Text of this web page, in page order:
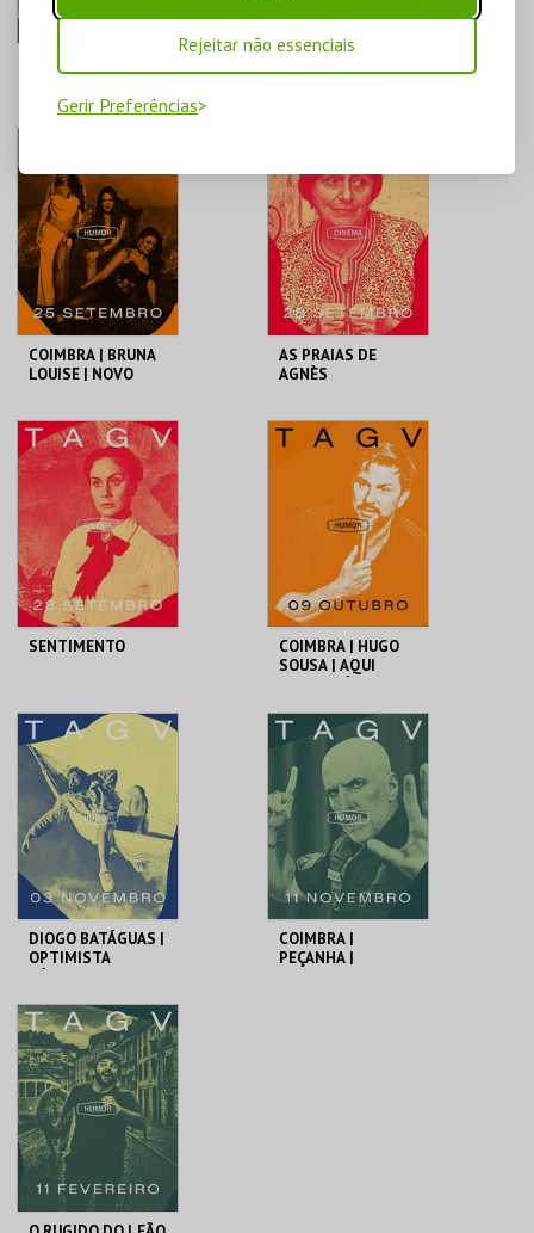
Rejeitar não essenciais
Gerir Preferências
MAIS INFO
COMPRAR
MAIS INFO
COMPRAR
COIMBRA | BRUNA
LOUISE | NOVO
TAGV
MAIS INFO
COMPRAR
AS PRAIAS DE
AGNÈS
TAGV
MAIS INFO
COMPRAR
SENTIMENTO
TAGV
MAIS INFO
COMPRAR
COIMBRA | HUGO
SOUSA | AQUI
TAGV
MAIS INFO
COMPRAR
DIOGO BATÁGUAS |
OPTIMISTA
TAGV
MAIS INFO
COMPRAR
COIMBRA |
PEÇANHA |